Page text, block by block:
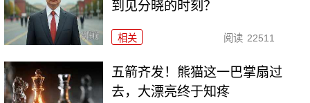
到见分晓的时刻？
相关 阅读 22511
五箭齐发！熊猫这一巴掌扇过
去，大漂亮终于知疼